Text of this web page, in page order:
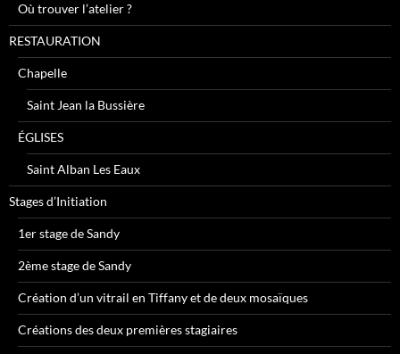
Où trouver l’atelier ?
RESTAURATION
Chapelle
Saint Jean la Bussière
ÉGLISES
Saint Alban Les Eaux
Stages d’Initiation
1er stage de Sandy
2ème stage de Sandy
Création d’un vitrail en Tiffany et de deux mosaïques
Créations des deux premières stagiaires